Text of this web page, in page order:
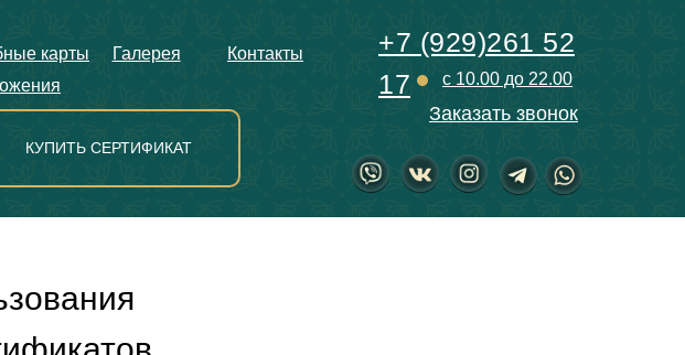
+7 (929)261 52
17
с 10.00 до 22.00
Заказать звонок
карты Галерея Контакты
КУПИТЬ СЕРТИФИКАТ